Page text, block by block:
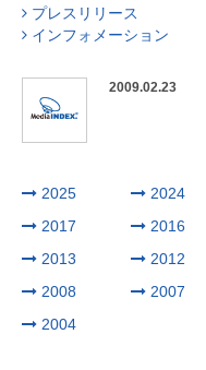
2009.02.23
2025 2024
2017
2016
2013
2012
プレスリリース
インフォメーション
2008 2007
2004